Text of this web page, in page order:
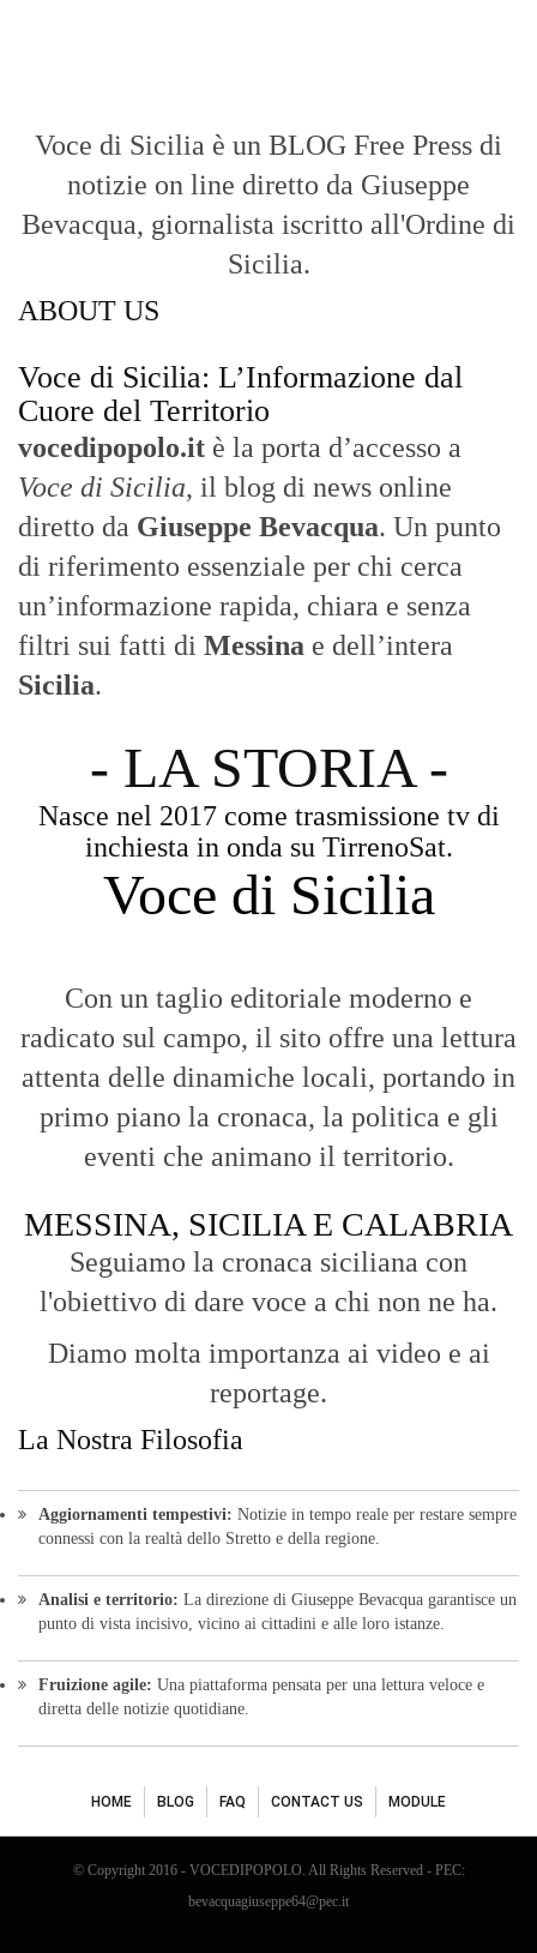
Voce di Sicilia è un BLOG Free Press di
notizie on line diretto da Giuseppe
Bevacqua, giornalista iscritto all'Ordine di
Sicilia.
ABOUT US
Voce di Sicilia: L’Informazione dal
Cuore del Territorio
vocedipopolo.it è la porta d’accesso a
Voce di Sicilia, il blog di news online
diretto da Giuseppe Bevacqua. Un punto
di riferimento essenziale per chi cerca
un’informazione rapida, chiara e senza
filtri sui fatti di Messina e dell’intera
Sicilia.
- LA STORIA -
Nasce nel 2017 come trasmissione tv di
inchiesta in onda su TirrenoSat.
Voce di Sicilia
Con un taglio editoriale moderno e
radicato sul campo, il sito offre una lettura
attenta delle dinamiche locali, portando in
primo piano la cronaca, la politica e gli
eventi che animano il territorio.
MESSINA, SICILIA E CALABRIA
Seguiamo la cronaca siciliana con
l'obiettivo di dare voce a chi non ne ha.
Diamo molta importanza ai video e ai
reportage.
La Nostra Filosofia
Aggiornamenti tempestivi: Notizie in tempo reale per restare sempre
connessi con la realtà dello Stretto e della regione.
Analisi e territorio: La direzione di Giuseppe Bevacqua garantisce un
punto di vista incisivo, vicino ai cittadini e alle loro istanze.
Fruizione agile: Una piattaforma pensata per una lettura veloce e
diretta delle notizie quotidiane.
HOME BLOG FAQ CONTACT US MODULE
© Copyright 2016 - VOCEDIPOPOLO. All Rights Reserved - PEC:
bevacquagiuseppe64@pec.it